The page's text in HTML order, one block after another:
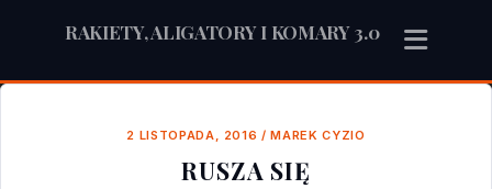
RAKIETY, ALIGATORY I KOMARY 3.0
2 LISTOPADA, 2016 /MAREK CYZIO
RUSZA SIĘ